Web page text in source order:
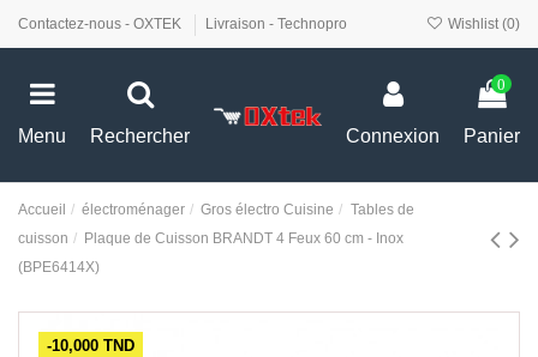
Contactez-nous - OXTEK Livraison - Technopro Wishlist (0)
Menu Rechercher Connexion
0
Panier
Accueil électroménager Gros électro Cuisine
Tables de
cuisson
Plaque de Cuisson BRANDT 4 Feux 60 cm - Inox
(BPE6414X)
-10,000 TND